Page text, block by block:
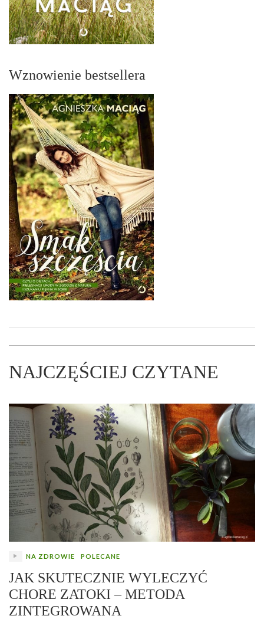
Wznowienie bestsellera
NAJCZĘŚCIEJ CZYTANE
NA ZDROWIE POLECANE
JAK SKUTECZNIE WYLECZYĆ
CHORE ZATOKI – METODA
ZINTEGROWANA